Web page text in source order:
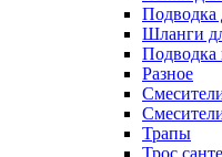
Подводка
Шланги
Подводка
Разное
Трапы
Трос